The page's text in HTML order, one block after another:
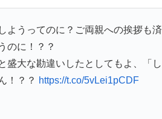
ようってのに？ご両親への挨拶も済
のに！？？
盛大な勘違いしたとしてもよ、「し
！？？ https://t.co/5vLei1pCDF